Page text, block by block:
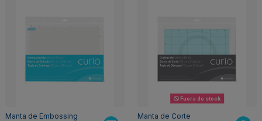
Manta de Embossing
Fuera de stock
Manta de Corte